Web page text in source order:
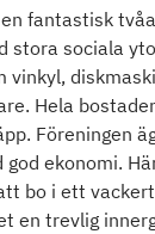
fantastisk
stora sociala
vinkyl,
Hela
Föreningen
ekonomi.
bo i ett
en trevlig